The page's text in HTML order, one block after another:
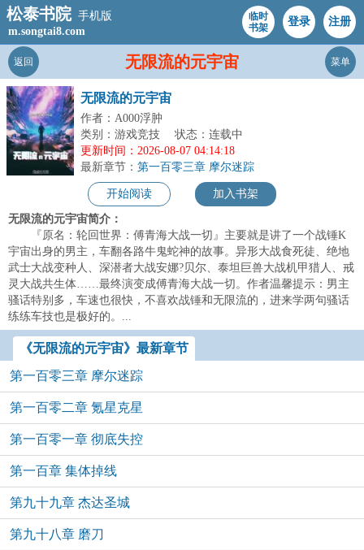
松泰书院 手机版
m.songtai8.com
临时
书架
登录 注册
无限流的元宇宙
返回 菜单
无限流的元宇宙
作者：A000浮肿
类别：游戏竞技
状态：连载中
更新时间：2026-08-07 04:14:18
最新章节： 第一百零三章 摩尔迷踪
开始阅读 加入书架
无限流的元宇宙简介：
『原名：轮回世界：傅青海大战一切』主要就是讲了一个战锤K
宇宙出身的男主，车翻各路牛鬼蛇神的故事。异形大战食死徒、绝地
武士大战变种人、深潜者大战安娜?贝尔、泰坦巨兽大战机甲猎人、戒
灵大战共生体……最终演变成傅青海大战一切。作者温馨提示：男主
骚话特别多，车速也很快，不喜欢战锤和无限流的，进来学两句骚话
练练车技也是极好的。...
《无限流的元宇宙》最新章节
第一百零三章 摩尔迷踪
第一百零二章 氪星克星
第一百零一章 彻底失控
第一百章 集体掉线
第九十九章 杰达圣城
第九十八章 磨刀